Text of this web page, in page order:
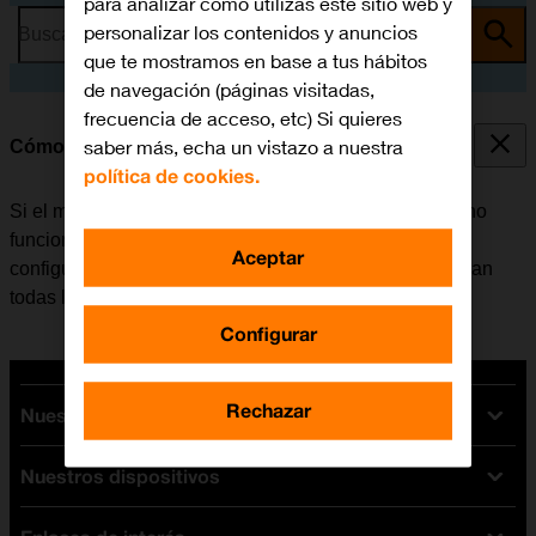
Busca por problema o tema
Cómo restablecer la configuración predeterminada
Si el móvil reacciona lentamente o de alguna manera no
funciona bien, en algunos casos ayuda restablecer la
configuración predeterminada. De esta manera se borran
todas las configuraciones creadas en el móvil.
Nuestras tarifas
Tarifas Orange
Tarifas fibra y móvil
Nuestros dispositivos
personalizar los contenidos y anuncios
que te mostramos en base a tus hábitos
de navegación (páginas visitadas,
frecuencia de acceso, etc) Si quieres
saber más, echa un vistazo a nuestra
política de cookies.
Configurar
Rechazar
Aceptar